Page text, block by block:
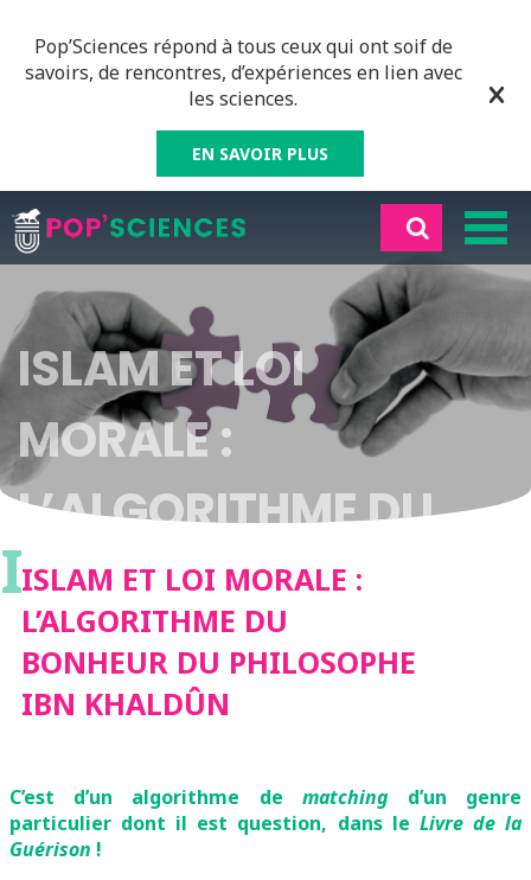
Pop’Sciences répond à tous ceux qui ont soif de
savoirs, de rencontres, d’expériences en lien avec
les sciences.
EN SAVOIR PLUS
ISLAM ET LOI
MORALE :
L’ALGORITHME DU
BONHEUR DU
PHILOSOPHE IBN
KHALDÛN
IISLAM ET LOI MORALE :
L’ALGORITHME DU
BONHEUR DU PHILOSOPHE
IBN KHALDÛN
C’est d’un algorithme de matchingd’un genre
particulier dont il est question, dans le Livre de la
Guérison !